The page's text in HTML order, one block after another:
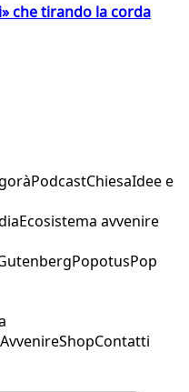
che tirando la corda
PodcastChiesaIdee e
Ecosistema avvenire
PopotusPop
ShopContatti